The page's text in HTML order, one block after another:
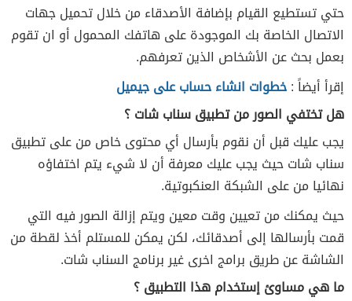
حتي تستطيع القيام بإضافة الأصدقاء من خلال تحميل جهات
الاتصال الخاصة بك الموجودة على هاتفك المحمول أو ان تقوم
بعمل بحث عن الأشخاص الذين تعرفهم.
إقرأ أيضاً :خطوات انشاء حساب على جيميل
هل تختفي الصور من تطبيق سناب شات ؟
يجب عليك قبل أن نقوم بأرسال أي محتوى خاص من على تطبيق
سناب شات حيث يجب عليك معرفة أن لا شيء يتم اختفاؤه
نهائيا من على الشبكة العنكبوتية.
حيث يمكنك من تعيين وقت معين ويتم إزالة الصور فيه التي
قمت بأرسالها إلى أصدقائك، لكن يمكن للمستلم أخذ لقطة من
الشاشة عن طريق برامج اخرى غير برنامج السناب شات.
ما هي مساوئ إستخدام هذا التطبيق ؟